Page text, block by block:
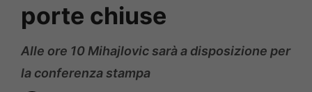
porte chiuse
Alle ore 10 Mihajlovic sarà a disposizione per
la conferenza stampa